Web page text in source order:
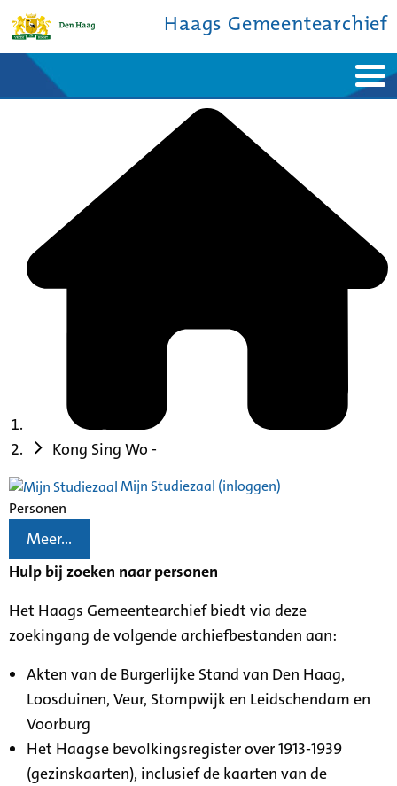
Haags Gemeentearchief
Bronnen en collecties
Kong Sing Wo -
Mijn Studiezaal (inloggen)
Personen
Meer...
Hulp bij zoeken naar personen
Het Haags Gemeentearchief biedt via deze
zoekingang de volgende archiefbestanden aan:
Akten van de Burgerlijke Stand van Den Haag,
Loosduinen, Veur, Stompwijk en Leidschendam en
Voorburg
Het Haagse bevolkingsregister over 1913-1939
(gezinskaarten), inclusief de kaarten van de